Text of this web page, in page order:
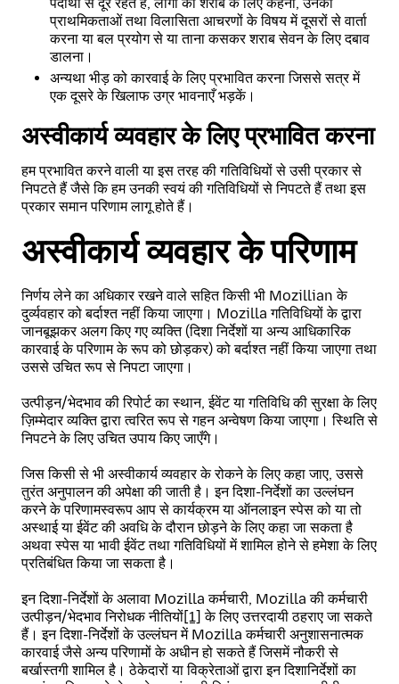
प्राथमिकताओं तथा विलासिता आचरणों के विषय में दूसरों से वार्ता
करना या बल प्रयोग से या ताना कसकर शराब सेवन के लिए दबाव
डालना।
अन्यथा भीड़ को कारवाई के लिए प्रभावित करना जिससे सत्र में
एक दूसरे के खिलाफ उग्र भावनाएँ भड़कें।
अस्वीकार्य व्यवहार के लिए प्रभावित करना
हम प्रभावित करने वाली या इस तरह की गतिविधियों से उसी प्रकार से
निपटते हैं जैसे कि हम उनकी स्वयं की गतिविधियों से निपटते हैं तथा इस
प्रकार समान परिणाम लागू होते हैं।
अस्वीकार्य व्यवहार के परिणाम
निर्णय लेने का अधिकार रखने वाले सहित किसी भी Mozillian के
दुर्व्यवहार को बर्दाश्त नहीं किया जाएगा। Mozilla गतिविधियों के द्वारा
जानबूझकर अलग किए गए व्यक्ति (दिशा निर्देशों या अन्य आधिकारिक
कारवाई के परिणाम के रूप को छोड़कर) को बर्दाश्त नहीं किया जाएगा तथा
उससे उचित रूप से निपटा जाएगा।
उत्पीड़न/भेदभाव की रिपोर्ट का स्थान, ईवेंट या गतिविधि की सुरक्षा के लिए
ज़िम्मेदार व्यक्ति द्वारा त्वरित रूप से गहन अन्वेषण किया जाएगा। स्थिति से
निपटने के लिए उचित उपाय किए जाएँगे।
जिस किसी से भी अस्वीकार्य व्यवहार के रोकने के लिए कहा जाए, उससे
तुरंत अनुपालन की अपेक्षा की जाती है। इन दिशा-निर्देशों का उल्लंघन
करने के परिणामस्वरूप आप से कार्यक्रम या ऑनलाइन स्पेस को या तो
अस्थाई या ईवेंट की अवधि के दौरान छोड़ने के लिए कहा जा सकता है
अथवा स्पेस या भावी ईवेंट तथा गतिविधियों में शामिल होने से हमेशा के लिए
प्रतिबंधित किया जा सकता है।
इन दिशा-निर्देशों के अलावा Mozilla कर्मचारी, Mozilla की कर्मचारी
उत्पीड़न/भेदभाव निरोधक नीतियों[1] के लिए उत्तरदायी ठहराए जा सकते
हैं। इन दिशा-निर्देशों के उल्लंघन में Mozilla कर्मचारी अनुशासनात्मक
कारवाई जैसे अन्य परिणामों के अधीन हो सकते हैं जिसमें नौकरी से
बर्खास्तगी शामिल है। ठेकेदारों या विक्रेताओं द्वारा इन दिशानिर्देशों का